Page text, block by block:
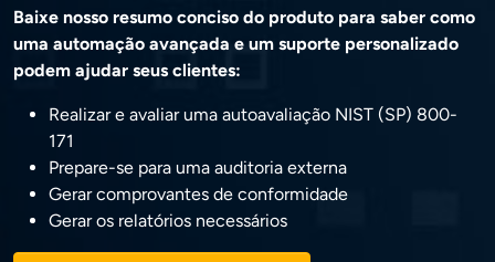
Baixe nosso resumo conciso do produto para saber como
uma automação avançada e um suporte personalizado
podem ajudar seus clientes:
Realizar e avaliar uma autoavaliação NIST (SP) 800-
171
Prepare-se para uma auditoria externa
Gerar comprovantes de conformidade
Gerar os relatórios necessários